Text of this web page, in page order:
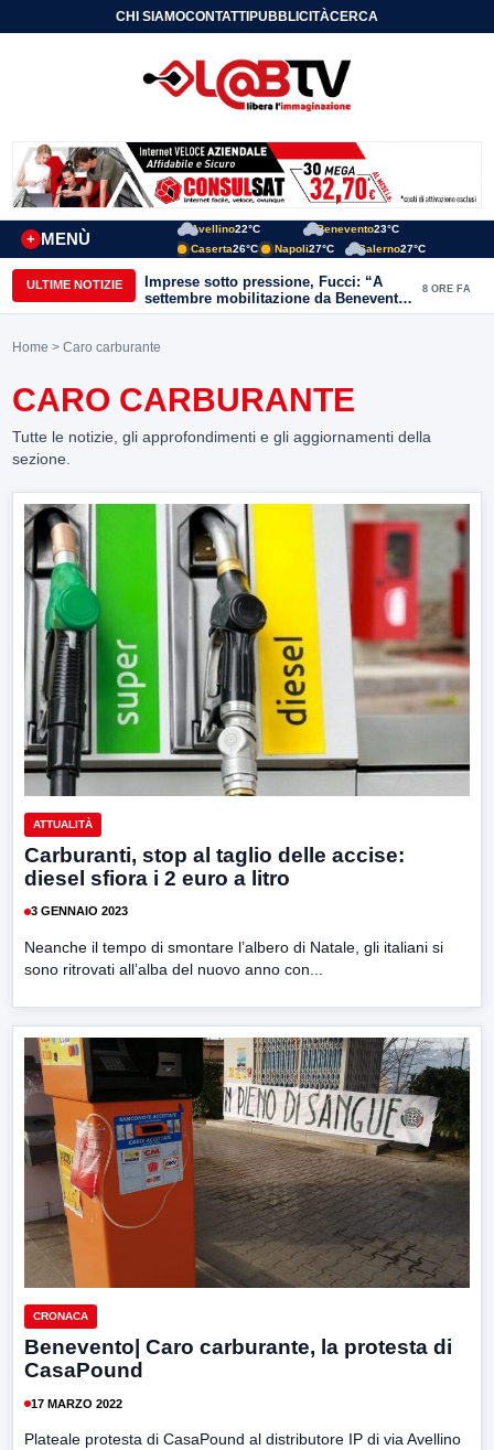
CHI SIAMOCONTATTIPUBBLICITÀCERCA
MENÙ
+
Avellino22°C Benevento23°C
Caserta26°C Napoli27°C Salerno27°C
ULTIME NOTIZIE
Imprese sotto pressione, Fucci: “A
settembre mobilitazione da Benevento
e Avellino”
8 ORE FA
Home > Caro carburante
CARO CARBURANTE
Tutte le notizie, gli approfondimenti e gli aggiornamenti della
sezione.
ATTUALITÀ
Carburanti, stop al taglio delle accise:
diesel sfiora i 2 euro a litro
3 GENNAIO 2023
Neanche il tempo di smontare l’albero di Natale, gli italiani si
sono ritrovati all’alba del nuovo anno con...
CRONACA
Benevento| Caro carburante, la protesta di
CasaPound
17 MARZO 2022
Plateale protesta di CasaPound al distributore IP di via Avellino